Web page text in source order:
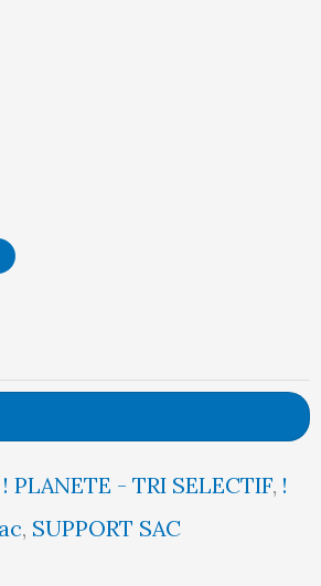
! PLANETE - TRI SELECTIF, !
, SUPPORT SAC